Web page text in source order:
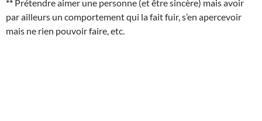
** Prétendre aimer une personne (et être sincère) mais avoir
par ailleurs un comportement qui la fait fuir, s’en apercevoir
mais ne rien pouvoir faire, etc.